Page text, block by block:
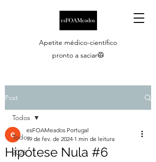
Apetite médico-científico
pronto a saciar🥼
Post
Todos
2026
Todos
Hipótese Nula #6
esFOAMeados Portugal
19 de fev. de 2024 1 min de leitura